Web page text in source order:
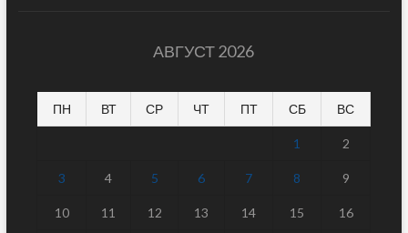
АВГУСТ 2026
ПН ВТ СР ЧТ ПТ СБ ВС
1 2
3 4 5 6 7 8 9
10 11 12 13 14 15 16